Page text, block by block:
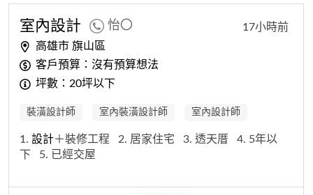
室內設計 怡〇
高雄市 旗山區
客戶預算：沒有預算想法
坪數：20坪以下
17小時前
裝潢設計師 室內裝潢設計師 室內設計師
1.設計＋裝修工程 2. 居家住宅 3. 透天厝
4. 5年以
下
5. 已經交屋